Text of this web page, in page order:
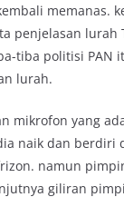
memanas.
penjelasan lurah
tiba politisi PAN
lurah.
mikrofon yang
naik dan berdiri
namun
giliran